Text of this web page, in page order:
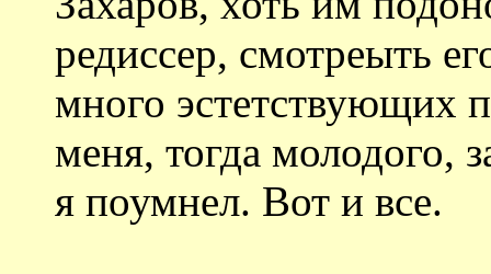
редиссер, смотреыть
много эстетствующих
меня, тогда молодого,
я поумнел. Вот и все.